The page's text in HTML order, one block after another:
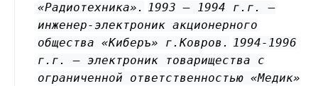
«Радиотехника». 1993 – 1994 г.г. –
инженер-электроник акционерного
общества «Киберъ» г.Ковров. 1994-1996
г.г. – электроник товарищества с
ограниченной ответственностью «Медик»